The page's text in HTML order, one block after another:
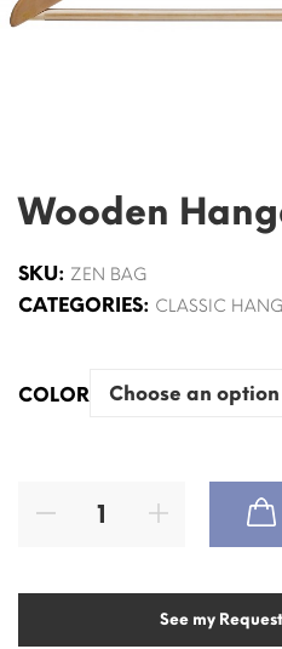
Wooden
SKU: ZEN BAG
CATEGORIES: CLASSIC
COLOR
See my